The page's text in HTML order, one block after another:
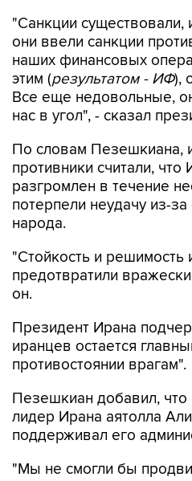
"Санкции существовали,
они ввели санкции
наших финансовых
этим (результатом - ИФ),
Все еще недовольные,
нас в угол", - сказал
По словам Пезешкиана,
противники считали,
разгромлен в течение
потерпели неудачу из-за
народа.
"Стойкость и решимость
предотвратили
он.
Президент Ирана
иранцев остается
противостоянии врагам".
Пезешкиан добавил,
лидер Ирана аятолла
поддерживал его
"Мы не смогли бы